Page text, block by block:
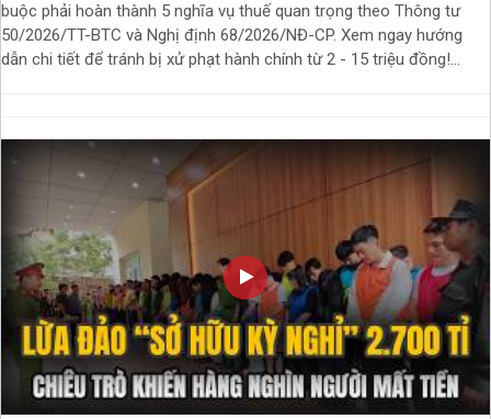
buộc phải hoàn thành 5 nghĩa vụ thuế quan trọng theo Thông tư
50/2026/TT-BTC và Nghị định 68/2026/NĐ-CP. Xem ngay hướng
dẫn chi tiết để tránh bị xử phạt hành chính từ 2 - 15 triệu đồng!...